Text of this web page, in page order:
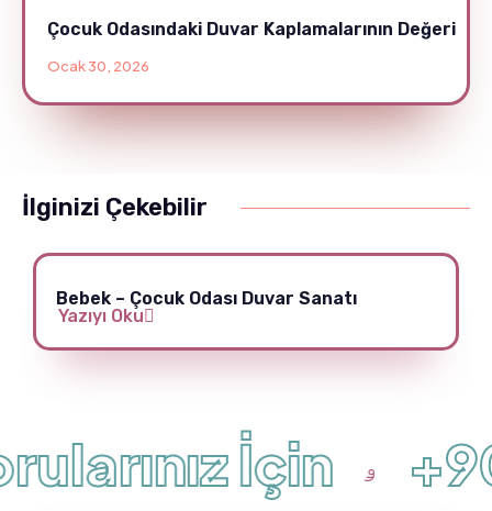
Çocuk Odasındaki Duvar Kaplamalarının Değeri
Ocak 30, 2026
İlginizi Çekebilir
Bebek – Çocuk Odası Duvar Sanatı
Yazıyı Oku
İçin